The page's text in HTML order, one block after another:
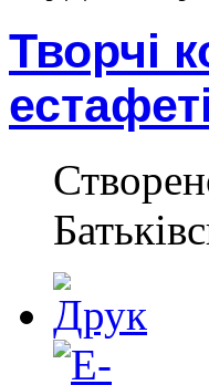
Творчі
естафеті